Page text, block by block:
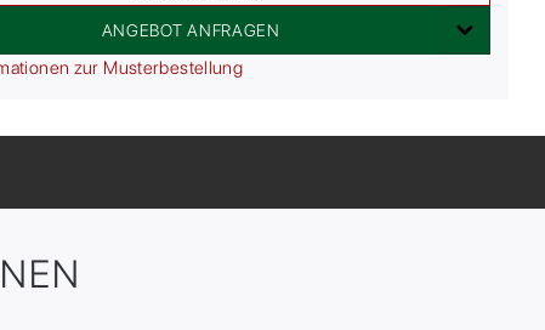
ANGEBOT ANFRAGEN
zur Musterbestellung